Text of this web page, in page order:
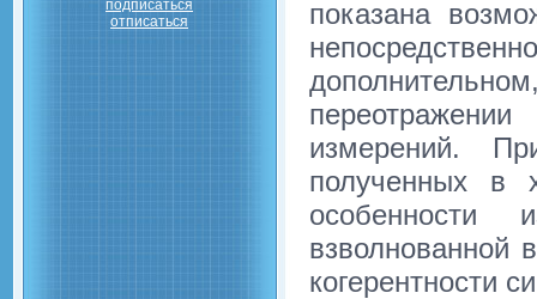
подписаться
отписаться
показана
переотражении
измерений.
полученных в
взволнованной
когерентности